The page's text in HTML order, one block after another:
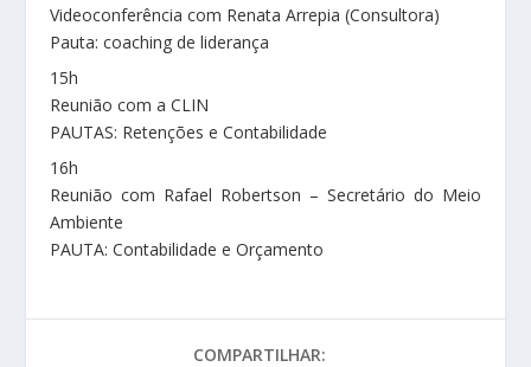
Videoconferência com Renata Arrepia (Consultora)
Pauta: coaching de liderança
15h
Reunião com a CLIN
PAUTAS: Retenções e Contabilidade
16h
Reunião com Rafael Robertson – Secretário do Meio
Ambiente
PAUTA: Contabilidade e Orçamento
COMPARTILHAR: